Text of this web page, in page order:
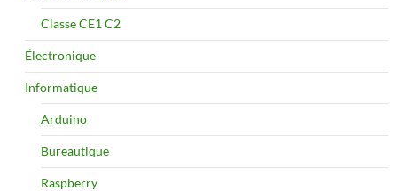
Classe CE1 C2
Électronique
Informatique
Arduino
Bureautique
Raspberry